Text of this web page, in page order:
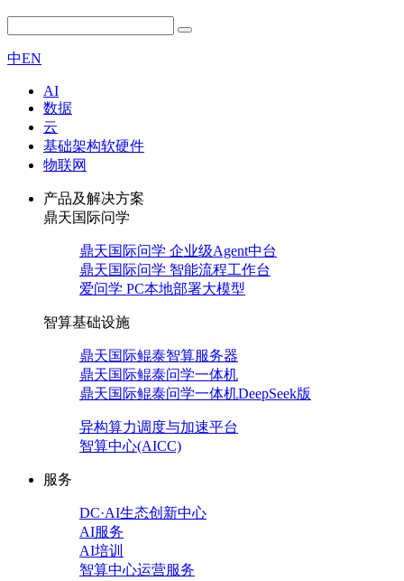
中EN
AI
数据
云
基础架构软硬件
物联网
产品及解决方案
鼎天国际问学
鼎天国际问学 企业级Agent中台
鼎天国际问学 智能流程工作台
爱问学 PC本地部署大模型
智算基础设施
鼎天国际鲲泰智算服务器
鼎天国际鲲泰问学一体机
鼎天国际鲲泰问学一体机DeepSeek版
异构算力调度与加速平台
智算中心(AICC)
服务
DC·AI生态创新中心
AI服务
AI培训
智算中心运营服务